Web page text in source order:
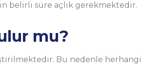
belirli süre açlık gerekmektedir.
mu?
Bu nedenle herhangi